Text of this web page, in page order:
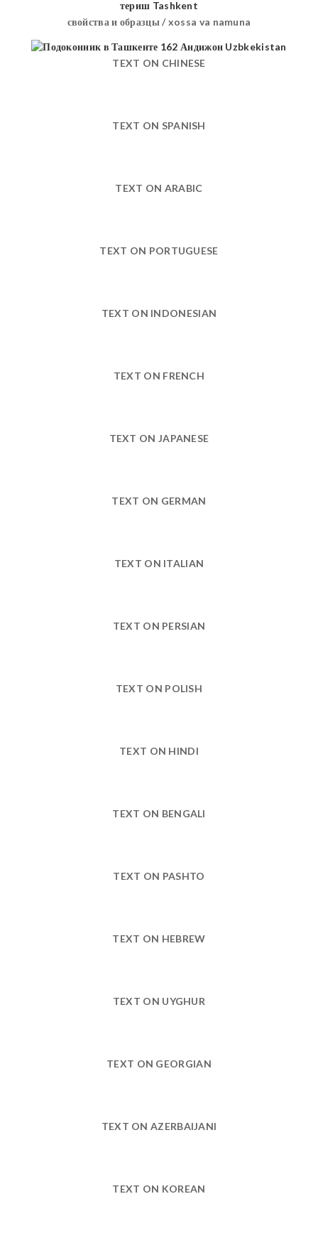
свойства и образцы / xossa va namuna
TEXT ON CHINESE
TEXT ON SPANISH
TEXT ON ARABIC
TEXT ON PORTUGUESE
TEXT ON INDONESIAN
TEXT ON FRENCH
TEXT ON JAPANESE
TEXT ON GERMAN
TEXT ON ITALIAN
TEXT ON PERSIAN
TEXT ON POLISH
TEXT ON HINDI
TEXT ON BENGALI
TEXT ON PASHTO
TEXT ON HEBREW
TEXT ON UYGHUR
TEXT ON GEORGIAN
TEXT ON AZERBAIJANI
TEXT ON KOREAN